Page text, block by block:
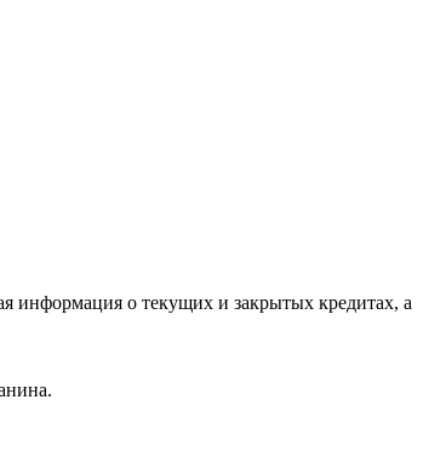
информация о текущих и закрытых кредитах, а